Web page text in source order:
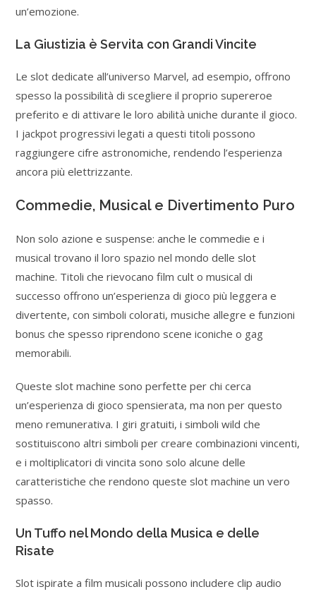
un’emozione.
La Giustizia è Servita con Grandi Vincite
Le slot dedicate all’universo Marvel, ad esempio, offrono
spesso la possibilità di scegliere il proprio supereroe
preferito e di attivare le loro abilità uniche durante il gioco.
I jackpot progressivi legati a questi titoli possono
raggiungere cifre astronomiche, rendendo l’esperienza
ancora più elettrizzante.
Commedie, Musical e Divertimento Puro
Non solo azione e suspense: anche le commedie e i
musical trovano il loro spazio nel mondo delle slot
machine. Titoli che rievocano film cult o musical di
successo offrono un’esperienza di gioco più leggera e
divertente, con simboli colorati, musiche allegre e funzioni
bonus che spesso riprendono scene iconiche o gag
memorabili.
Queste slot machine sono perfette per chi cerca
un’esperienza di gioco spensierata, ma non per questo
meno remunerativa. I giri gratuiti, i simboli wild che
sostituiscono altri simboli per creare combinazioni vincenti,
e i moltiplicatori di vincita sono solo alcune delle
caratteristiche che rendono queste slot machine un vero
spasso.
Un Tuffo nel Mondo della Musica e delle
Risate
Slot ispirate a film musicali possono includere clip audio